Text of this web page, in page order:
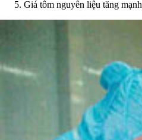
Giá tôm nguyên liệu tăng mạnh